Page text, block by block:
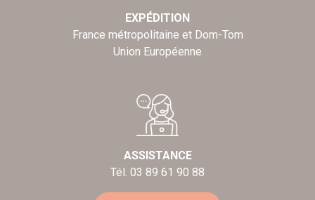
EXPÉDITION
France métropolitaine et Dom-Tom
Union Européenne
ASSISTANCE
Tél. 03 89 61 90 88